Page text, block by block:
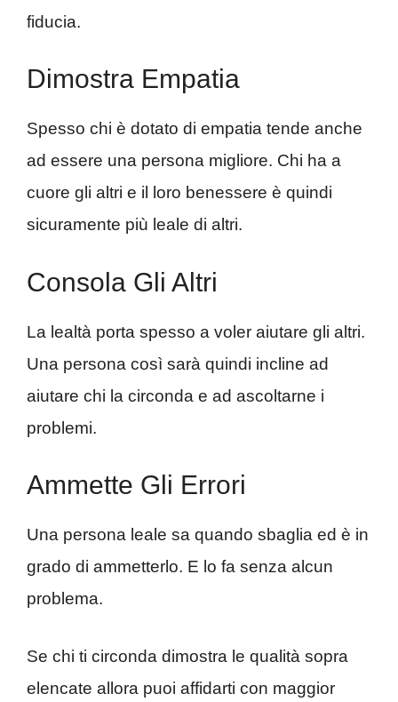
fiducia.
Dimostra Empatia
Spesso chi è dotato di empatia tende anche
ad essere una persona migliore. Chi ha a
cuore gli altri e il loro benessere è quindi
sicuramente più leale di altri.
Consola Gli Altri
La lealtà porta spesso a voler aiutare gli altri.
Una persona così sarà quindi incline ad
aiutare chi la circonda e ad ascoltarne i
problemi.
Ammette Gli Errori
Una persona leale sa quando sbaglia ed è in
grado di ammetterlo. E lo fa senza alcun
problema.
Se chi ti circonda dimostra le qualità sopra
elencate allora puoi affidarti con maggior